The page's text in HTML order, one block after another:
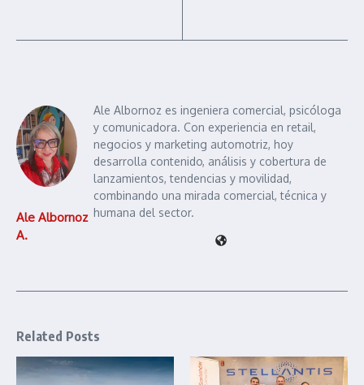
Ale Albornoz
A.
Ale Albornoz es ingeniera comercial, psicóloga
y comunicadora. Con experiencia en retail,
negocios y marketing automotriz, hoy
desarrolla contenido, análisis y cobertura de
lanzamientos, tendencias y movilidad,
combinando una mirada comercial, técnica y
humana del sector.
Related Posts